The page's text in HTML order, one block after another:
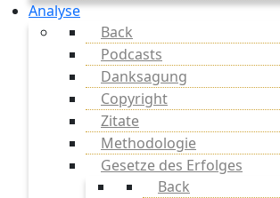
Analyse
Back
Podcasts
Danksagung
Copyright
Zitate
Methodologie
Gesetze des Erfolges
Back